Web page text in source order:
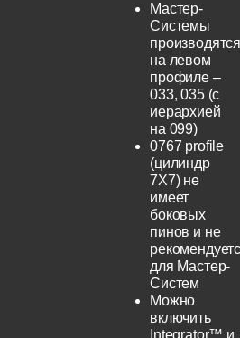
Мастер-
Системы
на левом
профиле –
033, 035 (с
иерархией
на 099)
0767 profile
(цилиндр
7Х7) не
имеет
боковых
пинов и не
для Мастер-
Систем
Можно
включить